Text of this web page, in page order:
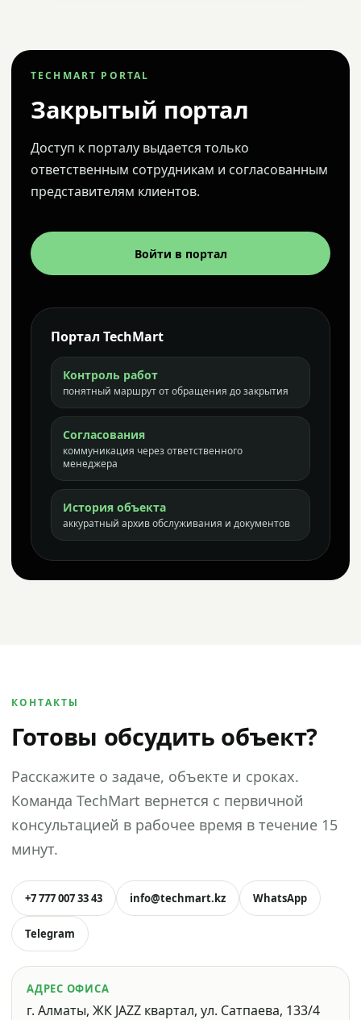
TECHMART PORTAL
Закрытый портал
Доступ к порталу выдается только
ответственным сотрудникам и согласованным
представителям клиентов.
Войти в портал
Портал TechMart
Контроль работ
понятный маршрут от обращения до закрытия
Согласования
коммуникация через ответственного
менеджера
История объекта
аккуратный архив обслуживания и документов
КОНТАКТЫ
Готовы обсудить объект?
Расскажите о задаче, объекте и сроках.
Команда TechMart вернется с первичной
консультацией в рабочее время в течение 15
минут.
+7 777 007 33 43 info@techmart.kz WhatsApp
Telegram
АДРЕС ОФИСА
г. Алматы, ЖК JAZZ квартал, ул. Сатпаева, 133/4